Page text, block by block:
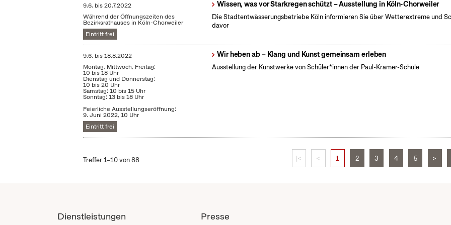
9.6. bis20.7.2022
Während der Öffnungszeiten des
Bezirksrathauses in Köln-Chorweiler
Eintritt frei
Wissen, was vor Starkregen schützt – Ausstellung in Köln-Chorweiler
Die Stadtentwässerungsbetriebe Köln informieren Sie über Wetterextreme und
davor
9.6. bis18.8.2022
Montag, Mittwoch, Freitag:
10 bis 18 Uhr
Dienstag und Donnerstag:
10 bis 20 Uhr
Samstag: 10 bis 15 Uhr
Sonntag: 13 bis 18 Uhr
Feierliche Ausstellungseröffnung:
9. Juni 2022, 10 Uhr
Eintritt frei
Wir heben ab – Klang und Kunst gemeinsam erleben
Ausstellung der Kunstwerke von Schüler*innen der Paul-Kramer-Schule
Treffer 1–10 von 88 |< < 1 2 3 4 5 >
Dienstleistungen Presse